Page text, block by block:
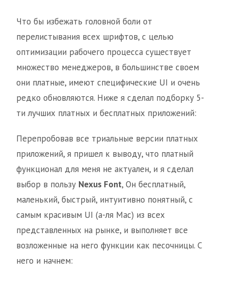
Что бы избежать головной боли от
перелистывания всех шрифтов, с целью
оптимизации рабочего процесса существует
множество менеджеров, в большинстве своем
они платные, имеют специфические UI и очень
редко обновляются. Ниже я сделал подборку 5-
ти лучших платных и бесплатных приложений:
Перепробовав все триальные версии платных
приложений, я пришел к выводу, что платный
функционал для меня не актуален, и я сделал
выбор в пользу Nexus Font, Он бесплатный,
маленький, быстрый, интуитивно понятный, с
самым красивым UI (а-ля Mac) из всех
представленных на рынке, и выполняет все
возложенные на него функции как песочницы. С
него и начнем: